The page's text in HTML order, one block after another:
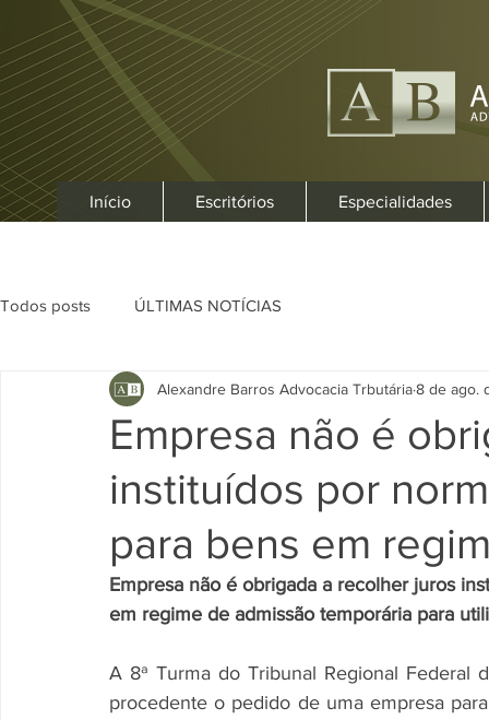
Início Escritórios Especialidades
Todos posts ÚLTIMAS NOTÍCIAS
Empresa não é
instituídos por
para bens em
Alexandre Barros Advocacia Trbutária8 de ago.
Empresa não é obrigada a recolher juros
em regime de admissão temporária para
A 8ª Turma do Tribunal Regional Federal
procedente o pedido de uma empresa